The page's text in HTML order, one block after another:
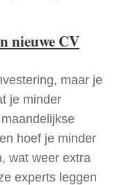
nieuwe CV
maar je
je minder
hoef je minder
wat weer extra
experts leggen